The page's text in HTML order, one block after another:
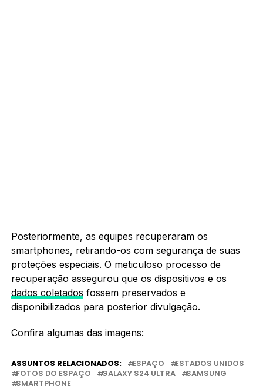
Posteriormente, as equipes recuperaram os
smartphones, retirando-os com segurança de suas
proteções especiais. O meticuloso processo de
recuperação assegurou que os dispositivos e os
dados coletados fossem preservados e
disponibilizados para posterior divulgação.
Confira algumas das imagens:
ASSUNTOS RELACIONADOS: ESPAÇO
ESTADOS UNIDOS
FOTOS DO ESPAÇO
GALAXY S24 ULTRA
SAMSUNG
SMARTPHONE